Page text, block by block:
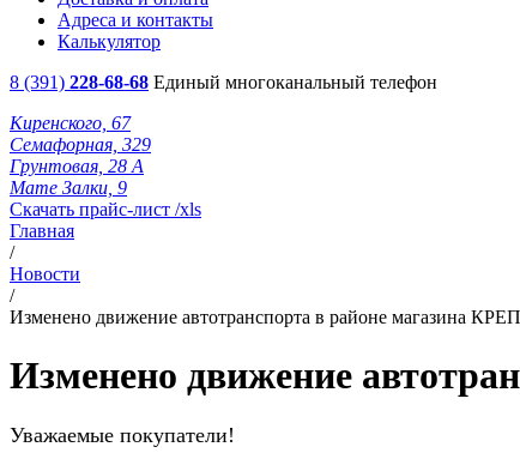
Адреса и контакты
Калькулятор
8 (391) 228-68-68 Единый многоканальный телефон
Киренского, 67
Семафорная, 329
Грунтовая, 28 А
Мате Залки, 9
Скачать прайс-лист /xls
Главная
/
Новости
/
Изменено движение автотранспорта в районе магазина
Изменено движение
Уважаемые покупатели!